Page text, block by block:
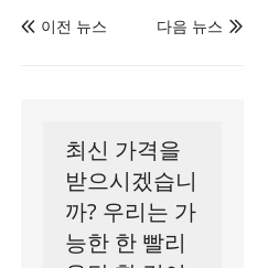
 이전 뉴스 
다음 뉴스
최신 가격을
받으시겠습니
까? 우리는 가
능한 한 빨리